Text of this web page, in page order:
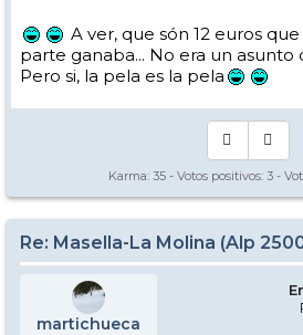
A ver, que són 12 euros
parte ganaba... No era un
Pero si, la pela es la pela
Karma: 35 - Votos positivos: 3 -
Re: Masella-La Molina (Alp
martichueca